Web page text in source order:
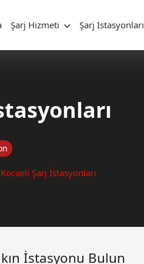
Şarj Hizmeti Şarj İstasyonları
Kocaeli̇ Şarj İstasyonları
İstasyonu Bulun